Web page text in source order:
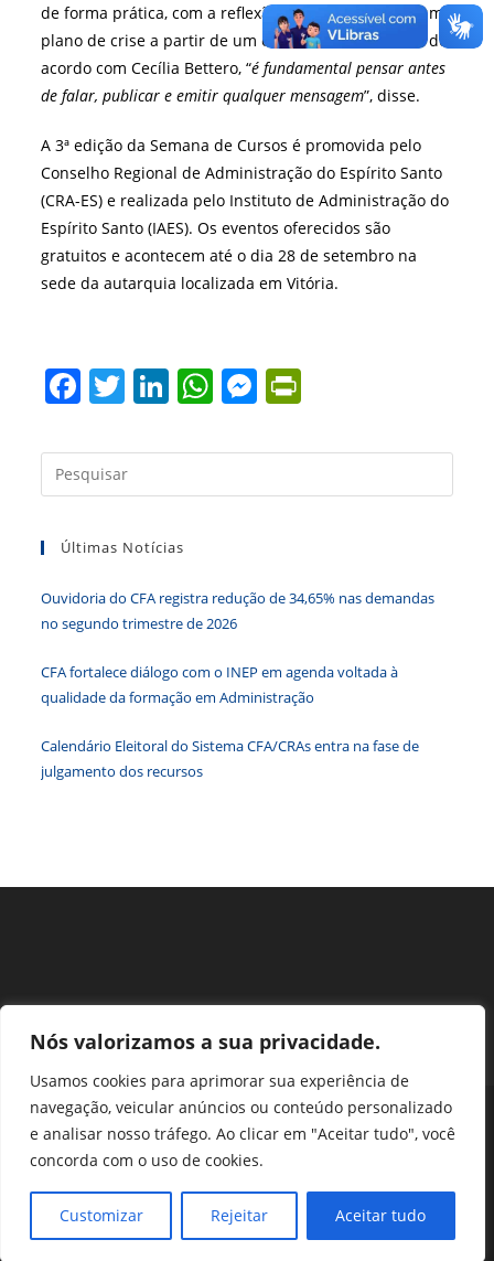
Nós valorizamos a sua privacidade.
Usamos cookies para aprimorar sua experiência de
navegação, veicular anúncios ou conteúdo personalizado
e analisar nosso tráfego. Ao clicar em "Aceitar tudo", você
concorda com o uso de cookies.
Customizar Rejeitar Aceitar tudo
de forma prática, com a reflexão e estruturação de um
plano de crise a partir de um estudo de caso, afinal, de
acordo com Cecília Bettero, “é fundamental pensar antes
de falar, publicar e emitir qualquer mensagem”, disse.
A 3ª edição da Semana de Cursos é promovida pelo
Conselho Regional de Administração do Espírito Santo
(CRA-ES) e realizada pelo Instituto de Administração do
Espírito Santo (IAES). Os eventos oferecidos são
gratuitos e acontecem até o dia 28 de setembro na
sede da autarquia localizada em Vitória.
F
c
e
o
o
k
T
itt
er
Li
k
e
n
W
at
s
p
M
ss
e
er
tF
ri
dl
a
Últimas Notícias
Ouvidoria do CFA registra redução de 34,65% nas demandas
no segundo trimestre de 2026
CFA fortalece diálogo com o INEP em agenda voltada à
qualidade da formação em Administração
Calendário Eleitoral do Sistema CFA/CRAs entra na fase de
julgamento dos recursos
Perguntas Frequentes
Ouvidoria
Transparência e prestação de contas
Assessoria de Imprensa
Setor de Autarquias Sul 1 Bloco L Edificio CFA - Asa Sul, Brasília -
DF, 70070-932 | Telefone: (61) 3218-1800 | cfa@cfa.org.br |
Copyright - 2024 CFA | All Rights Reserved | Powered by CFA